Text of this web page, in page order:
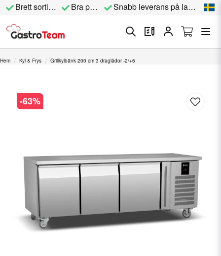
Brett sortiment Bra priser Snabb leverans på lagervara
Hem Kyl & Frys Grillkylbänk 200 cm 3 draglådor -2/+6
-63%